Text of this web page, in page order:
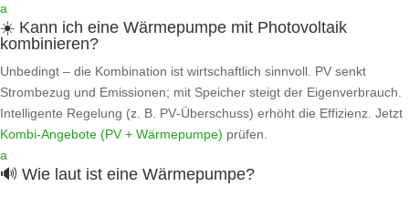
a
☀️ Kann ich eine Wärmepumpe mit Photovoltaik
kombinieren?
Unbedingt – die Kombination ist wirtschaftlich sinnvoll. PV senkt
Strombezug und Emissionen; mit Speicher steigt der Eigenverbrauch.
Intelligente Regelung (z. B. PV‑Überschuss) erhöht die Effizienz. Jetzt
Kombi‑Angebote (PV + Wärmepumpe) prüfen.
a
🔊 Wie laut ist eine Wärmepumpe?